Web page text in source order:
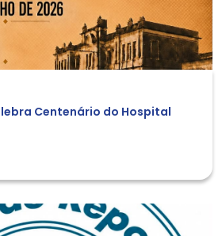
Centenário do Hospital